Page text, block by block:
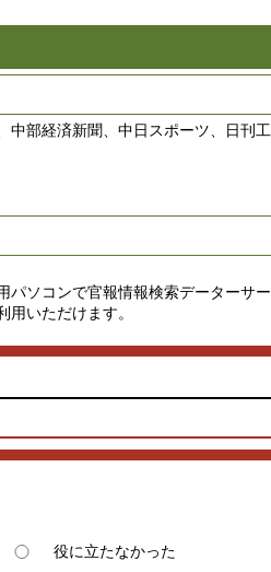
中部経済新聞、中日スポーツ、日刊工
パソコンで官報情報検索データーサー
いただけます。
役に立たなかった